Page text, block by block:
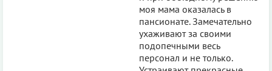
моя мама оказалась в
пансионате. Замечательно
ухаживают за своими
подопечными весь
персонал и не только.